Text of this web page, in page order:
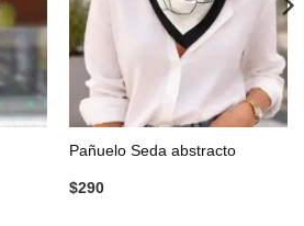
Pañuelo Seda abstracto
$290